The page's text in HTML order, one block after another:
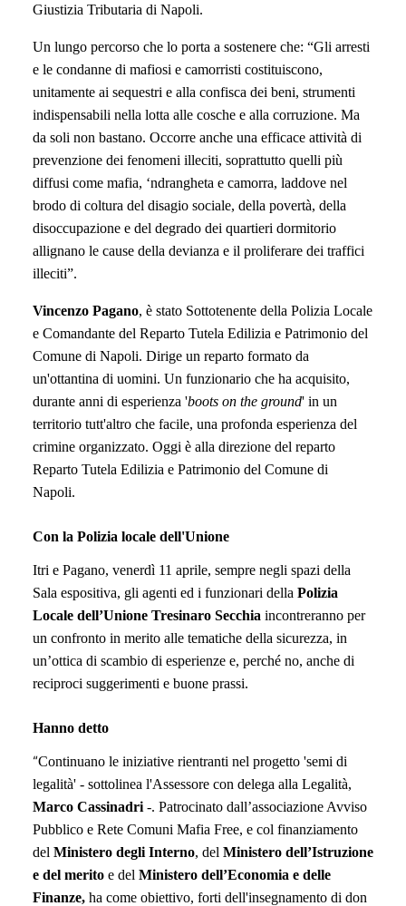
Giustizia Tributaria di Napoli.
Un lungo percorso che lo porta a sostenere che: “Gli arresti
e le condanne di mafiosi e camorristi costituiscono,
unitamente ai sequestri e alla confisca dei beni, strumenti
indispensabili nella lotta alle cosche e alla corruzione. Ma
da soli non bastano. Occorre anche una efficace attività di
prevenzione dei fenomeni illeciti, soprattutto quelli più
diffusi come mafia, ‘ndrangheta e camorra, laddove nel
brodo di coltura del disagio sociale, della povertà, della
disoccupazione e del degrado dei quartieri dormitorio
allignano le cause della devianza e il proliferare dei traffici
illeciti”.
Vincenzo Pagano, è stato Sottotenente della Polizia Locale
e Comandante del Reparto Tutela Edilizia e Patrimonio del
Comune di Napoli. Dirige un reparto formato da
un'ottantina di uomini. Un funzionario che ha acquisito,
durante anni di esperienza 'boots on the ground' in un
territorio tutt'altro che facile, una profonda esperienza del
crimine organizzato. Oggi è alla direzione del reparto
Reparto Tutela Edilizia e Patrimonio del Comune di
Napoli.
Con la Polizia locale dell'Unione
Itri e Pagano, venerdì 11 aprile, sempre negli spazi della
Sala espositiva, gli agenti ed i funzionari della Polizia
Locale dell’Unione Tresinaro Secchia incontreranno per
un confronto in merito alle tematiche della sicurezza, in
un’ottica di scambio di esperienze e, perché no, anche di
reciproci suggerimenti e buone prassi.
Hanno detto
“Continuano le iniziative rientranti nel progetto 'semi di
legalità' - sottolinea l'Assessore con delega alla Legalità,
Marco Cassinadri -. Patrocinato dall’associazione Avviso
Pubblico e Rete Comuni Mafia Free, e col finanziamento
del Ministero degli Interno, del Ministero dell’Istruzione
e del merito e del Ministero dell’Economia e delle
Finanze, ha come obiettivo, forti dell'insegnamento di don